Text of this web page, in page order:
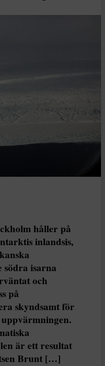
håller på
inlandsis,
södra isarna
och
på
skyndsamt för
är ett resultat
Brunt […]